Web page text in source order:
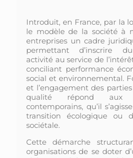
Introduit, en France, par la
le modèle de la société à
entreprises un cadre
permettant d’inscrire
activité au service de
conciliant performance
social et environnemental.
et l’engagement des
qualité répond aux
contemporains, qu’il
transition écologique ou
sociétale.
Cette démarche
organisations de se doter